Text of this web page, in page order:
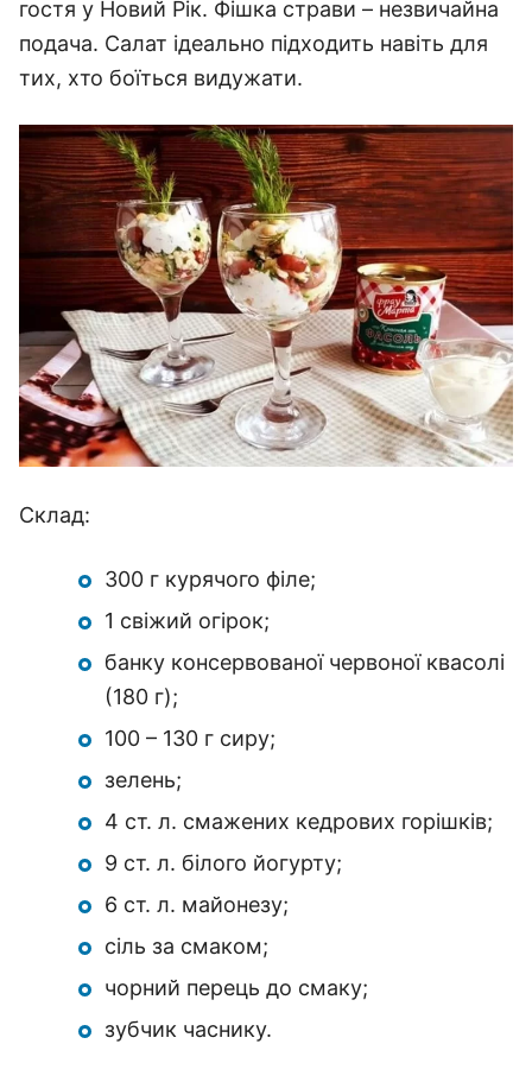
гостя у Новий Рік. Фішка страви – незвичайна
подача. Салат ідеально підходить навіть для
тих, хто боїться видужати.
Склад:
300 г курячого філе;
1 свіжий огірок;
банку консервованої червоної квасолі
(180 г);
100 – 130 г сиру;
зелень;
4 ст. л. смажених кедрових горішків;
9 ст. л. білого йогурту;
6 ст. л. майонезу;
сіль за смаком;
чорний перець до смаку;
зубчик часнику.